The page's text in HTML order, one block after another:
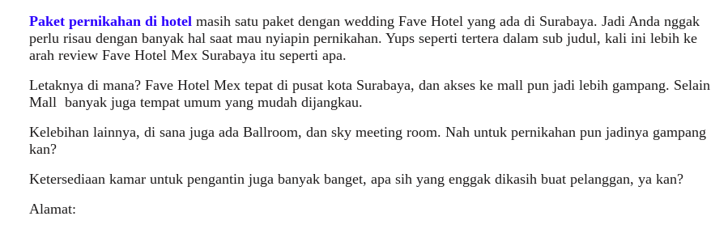
Paket pernikahan di hotel masih satu paket dengan wedding Fave Hotel yang ada di Surabaya. Jadi Anda nggak
perlu risau dengan banyak hal saat mau nyiapin pernikahan. Yups seperti tertera dalam sub judul, kali ini lebih ke
arah review Fave Hotel Mex Surabaya itu seperti apa.
Letaknya di mana? Fave Hotel Mex tepat di pusat kota Surabaya, dan akses ke mall pun jadi lebih gampang. Selain
Mall banyak juga tempat umum yang mudah dijangkau.
Kelebihan lainnya, di sana juga ada Ballroom, dan sky meeting room. Nah untuk pernikahan pun jadinya gampang
kan?
Ketersediaan kamar untuk pengantin juga banyak banget, apa sih yang enggak dikasih buat pelanggan, ya kan?
Alamat: